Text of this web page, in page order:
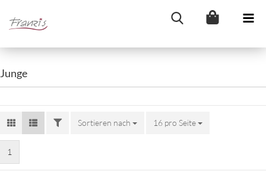
Junge
FILTERSortieren nach
Sortieren nach 16 pro Seite
pro Seite
1